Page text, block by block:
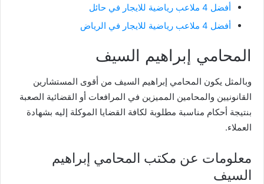
أفضل 4 ملاعب رياضية للايجار في حائل
أفضل 4 ملاعب رياضية للايجار في الرياض
المحامي إبراهيم السيف
وبالمثل يكون المحامي إبراهيم السيف من أقوى المستشارين
القانونيين والمحامين المميزين في المرافعات أو القضائية الصعبة
بنتيجة أحكام مناسبة مطلوبة لكافة القضايا الموكلة إليه بشهادة
العملاء.
معلومات عن مكتب المحامي إبراهيم
السيف